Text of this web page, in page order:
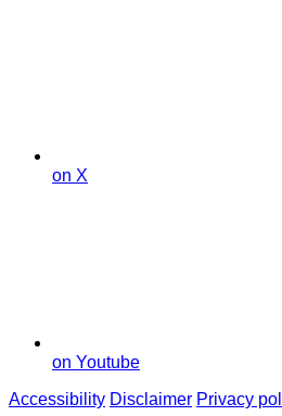
on X
on Youtube
Accessibility Disclaimer Privacy